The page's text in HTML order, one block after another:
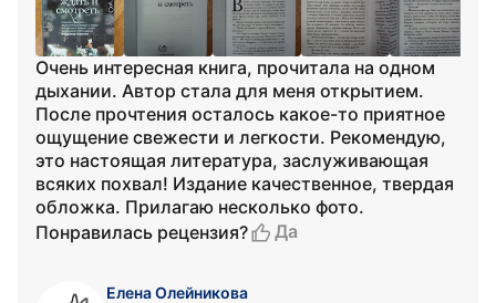
Очень интересная книга, прочитала на одном
дыхании. Автор стала для меня открытием.
После прочтения осталось какое-то приятное
ощущение свежести и легкости. Рекомендую,
это настоящая литература, заслуживающая
всяких похвал! Издание качественное, твердая
обложка. Прилагаю несколько фото.
Понравилась рецензия?
Да
Елена Олейникова